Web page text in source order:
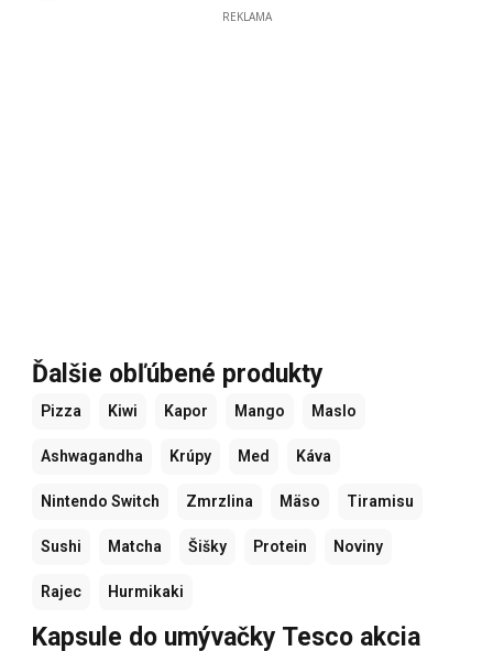
REKLAMA
Ďalšie obľúbené produkty
Pizza Kiwi Kapor Mango Maslo
Ashwagandha Krúpy Med Káva
Nintendo Switch Zmrzlina Mäso Tiramisu
Sushi Matcha Šišky Protein Noviny
Rajec Hurmikaki
Kapsule do umývačky Tesco akcia